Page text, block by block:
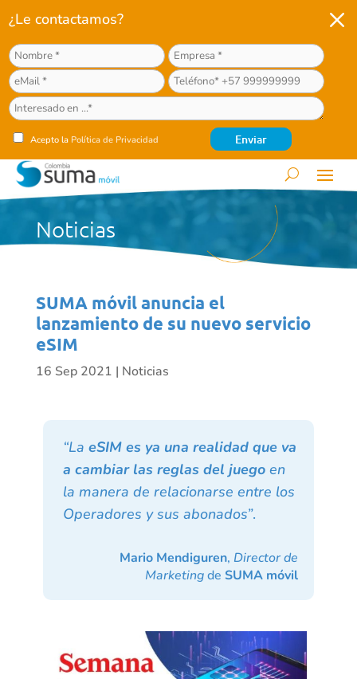
¿Le contactamos?
Acepto la Política de Privacidad
M
Noticias
SUMA móvil anuncia el
lanzamiento de su nuevo servicio
eSIM
16 Sep 2021 | Noticias
“La eSIM es ya una realidad que va
a cambiar las reglas del juegoen
la manera de relacionarse entre los
Operadores y sus abonados”.
Mario Mendiguren, Director de
MarketingdeSUMA móvil